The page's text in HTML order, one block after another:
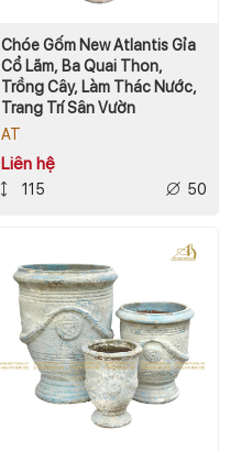
Chóe Gốm New Atlantis Gỉa
Cổ Lãm, Ba Quai Thon,
Trồng Cây, Làm Thác Nước,
Trang Trí Sân Vườn
AT
Liên hệ
115 50